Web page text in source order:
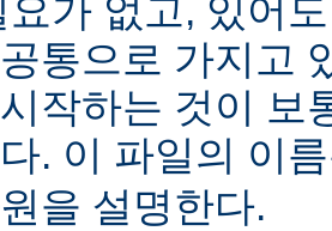
요가 없고, 있어
통으로 가지고
작하는 것이 보
. 이 파일의 이
을 설명한다.